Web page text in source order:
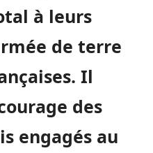
à leurs
de terre
Il
des
engagés au